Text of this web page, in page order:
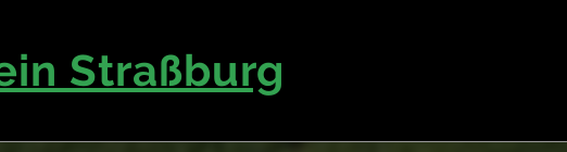
Straßburg